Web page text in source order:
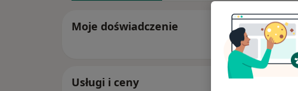
Moje doświadczenie
Usługi i ceny